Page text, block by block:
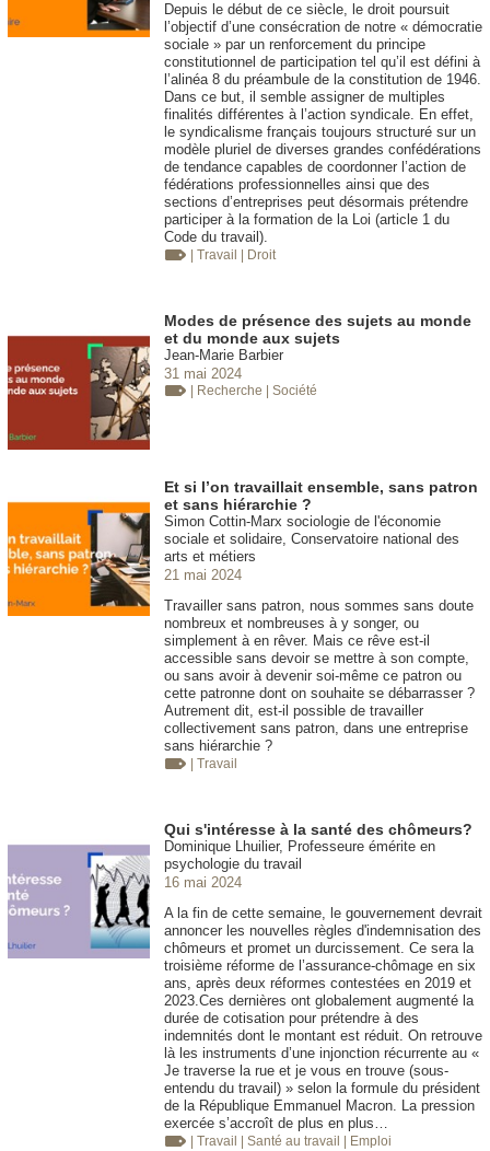
Depuis le début de ce siècle, le droit poursuit
l’objectif d’une consécration de notre « démocratie
sociale » par un renforcement du principe
constitutionnel de participation tel qu’il est défini à
l’alinéa 8 du préambule de la constitution de 1946.
Dans ce but, il semble assigner de multiples
finalités différentes à l’action syndicale. En effet,
le syndicalisme français toujours structuré sur un
modèle pluriel de diverses grandes confédérations
de tendance capables de coordonner l’action de
fédérations professionnelles ainsi que des
sections d’entreprises peut désormais prétendre
participer à la formation de la Loi (article 1 du
Code du travail).
| Travail | Droit
Modes de présence des sujets au monde
et du monde aux sujets
Jean-Marie Barbier
31 mai 2024
| Recherche | Société
Et si l’on travaillait ensemble, sans patron
et sans hiérarchie ?
Simon Cottin-Marx sociologie de l'économie
sociale et solidaire, Conservatoire national des
arts et métiers
21 mai 2024
Travailler sans patron, nous sommes sans doute
nombreux et nombreuses à y songer, ou
simplement à en rêver. Mais ce rêve est-il
accessible sans devoir se mettre à son compte,
ou sans avoir à devenir soi-même ce patron ou
cette patronne dont on souhaite se débarrasser ?
Autrement dit, est-il possible de travailler
collectivement sans patron, dans une entreprise
sans hiérarchie ?
| Travail
Qui s'intéresse à la santé des chômeurs?
Dominique Lhuilier, Professeure émérite en
psychologie du travail
16 mai 2024
A la fin de cette semaine, le gouvernement devrait
annoncer les nouvelles règles d'indemnisation des
chômeurs et promet un durcissement. Ce sera la
troisième réforme de l’assurance-chômage en six
ans, après deux réformes contestées en 2019 et
2023.Ces dernières ont globalement augmenté la
durée de cotisation pour prétendre à des
indemnités dont le montant est réduit. On retrouve
là les instruments d’une injonction récurrente au «
Je traverse la rue et je vous en trouve (sous-
entendu du travail) » selon la formule du président
de la République Emmanuel Macron. La pression
exercée s’accroît de plus en plus…
| Travail | Santé au travail | Emploi